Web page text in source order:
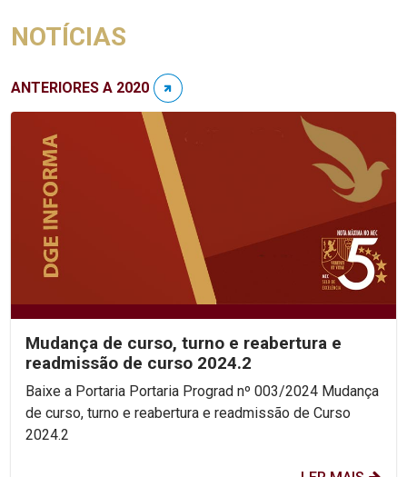
NOTÍCIAS
ANTERIORES A 2020
Mudança de curso, turno e reabertura e
readmissão de curso 2024.2
Baixe a Portaria Portaria Prograd nº 003/2024 Mudança
de curso, turno e reabertura e readmissão de Curso
2024.2